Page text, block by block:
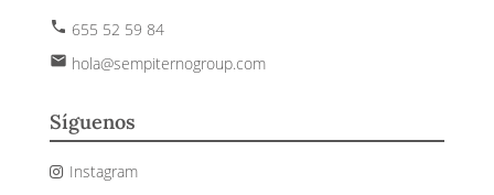
phone 655 52 59 84
email hola@sempiternogroup.com
Síguenos
Instagram